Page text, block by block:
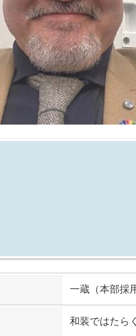
一蔵（本部採
和装ではたら